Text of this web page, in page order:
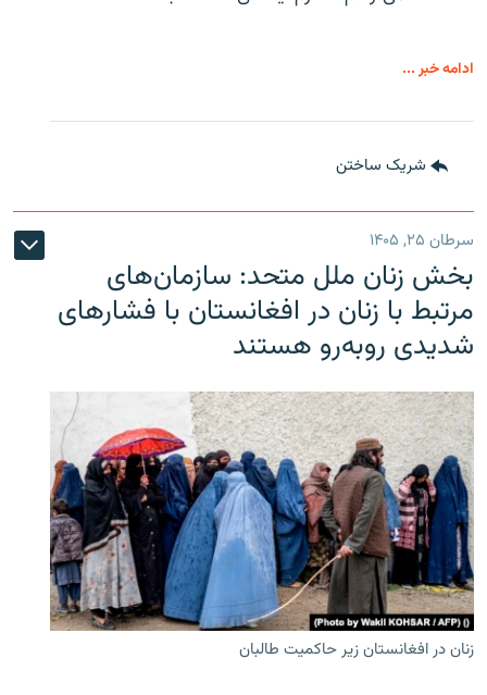
ادامه خبر ...
شریک ساختن
سرطان ۲۵, ۱۴۰۵
بخش زنان ملل متحد: سازمان‌های
مرتبط با زنان در افغانستان با فشارهای
شدیدی روبه‌رو هستند
زنان در افغانستان زیر حاکمیت طالبان